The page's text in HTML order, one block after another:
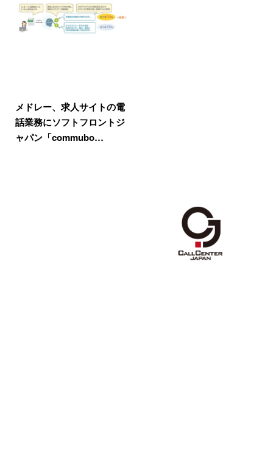
メドレー、求人サイトの電
話業務にソフトフロントジ
ャパン「commubo…